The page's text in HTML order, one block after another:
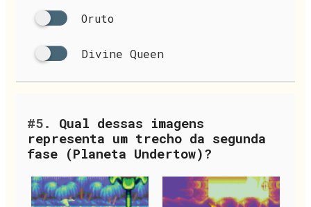
Oruto
Divine Queen
#5.
Qual dessas imagens
representa um trecho da segunda
fase (Planeta Undertow)?